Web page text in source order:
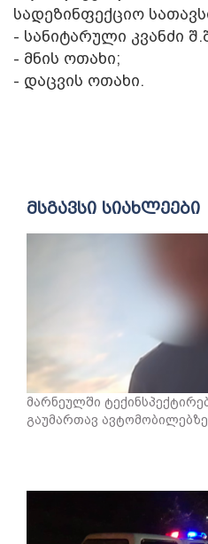
სადეზინფექციო
- სანიტარული კვანძი
- მნის ოთახი;
- დაცვის ოთახი.
მსგავსი სიახლეები
მარნეულში
გაუმართავ